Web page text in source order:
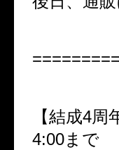
【結成4
4:00まで